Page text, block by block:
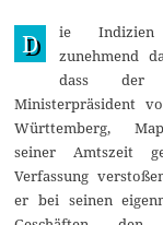
D
ie Indizien
zunehmend
dass der
Ministerpräsident
Württemberg,
seiner Amtszeit
Verfassung
er bei seinen